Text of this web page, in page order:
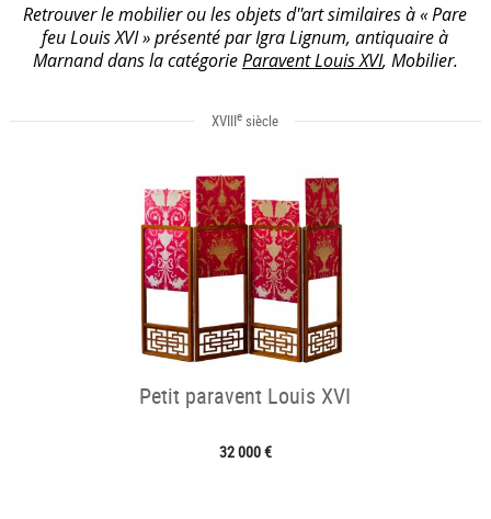
Retrouver le mobilier ou les objets d''art similaires à « Pare
feu Louis XVI » présenté par Igra Lignum, antiquaire à
Marnand dans la catégorieParavent Louis XVI, Mobilier.
XVIIIe siècle
Petit paravent Louis XVI
32 000 €